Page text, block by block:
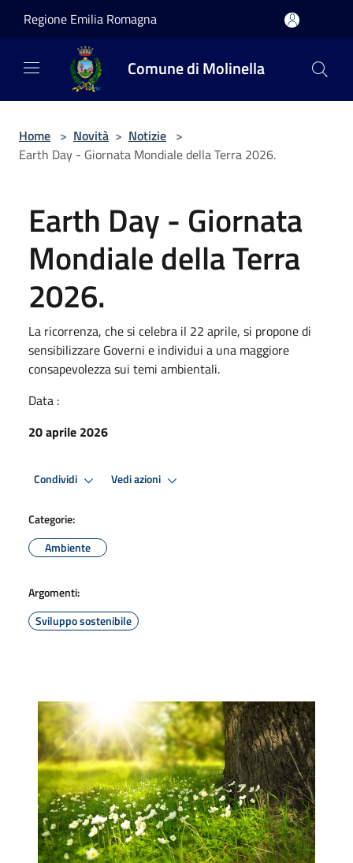
Regione Emilia Romagna
Comune di Molinella
Home > Novità > Notizie >
Earth Day - Giornata Mondiale della Terra 2026.
Earth Day - Giornata
Mondiale della Terra
2026.
La ricorrenza, che si celebra il 22 aprile, si propone di
sensibilizzare Governi e individui a una maggiore
consapevolezza sui temi ambientali.
Data :
20 aprile 2026
Condividi Vedi azioni
Categorie:
Ambiente
Argomenti:
Sviluppo sostenibile